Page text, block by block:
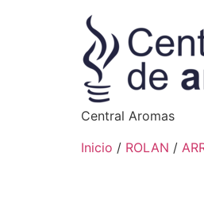
Central Aromas
Inicio / ROLAN /